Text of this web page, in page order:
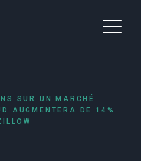
SUR UN MARCHÉ
AUGMENTERA DE 14%